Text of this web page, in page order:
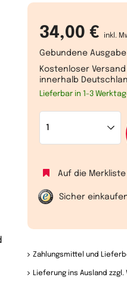
34,00 € inkl.
Gebundene Ausgabe
Kostenloser Versand
innerhalb
Lieferbar in 1-3
Auf die Merkliste
Sicher
Zahlungsmittel und
Lieferung ins Ausland